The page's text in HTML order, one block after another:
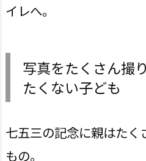
イレへ。
写真をたくさん撮
たくない子ども
七五三の記念に親はた
もの。